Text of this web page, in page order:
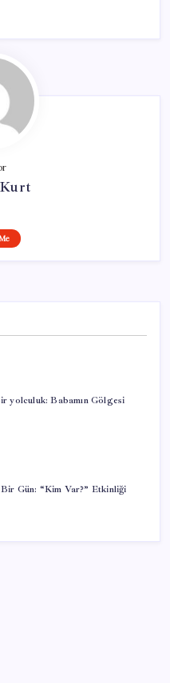
yolculuk: Babamın Gölgesi
Gün: “Kim Var?” Etkinliği